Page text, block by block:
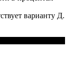
варианту Д.